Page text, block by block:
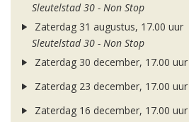
Sleutelstad 30 - Non Stop
Zaterdag 31 augustus, 17.00 uur
Sleutelstad 30 - Non Stop
Zaterdag 30 december, 17.00 uur
Zaterdag 23 december, 17.00 uur
Zaterdag 16 december, 17.00 uur